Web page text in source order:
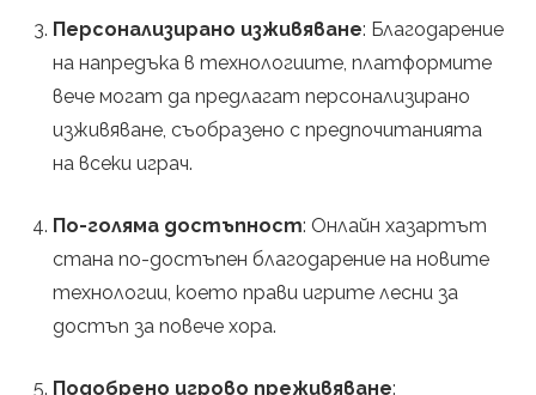
Персонализирано изживяване: Благодарение
на напредъка в технологиите, платформите
вече могат да предлагат персонализирано
изживяване, съобразено с предпочитанията
на всеки играч.
По-голяма достъпност: Онлайн хазартът
стана по-достъпен благодарение на новите
технологии, което прави игрите лесни за
достъп за повече хора.
Подобрено игрово преживяване: